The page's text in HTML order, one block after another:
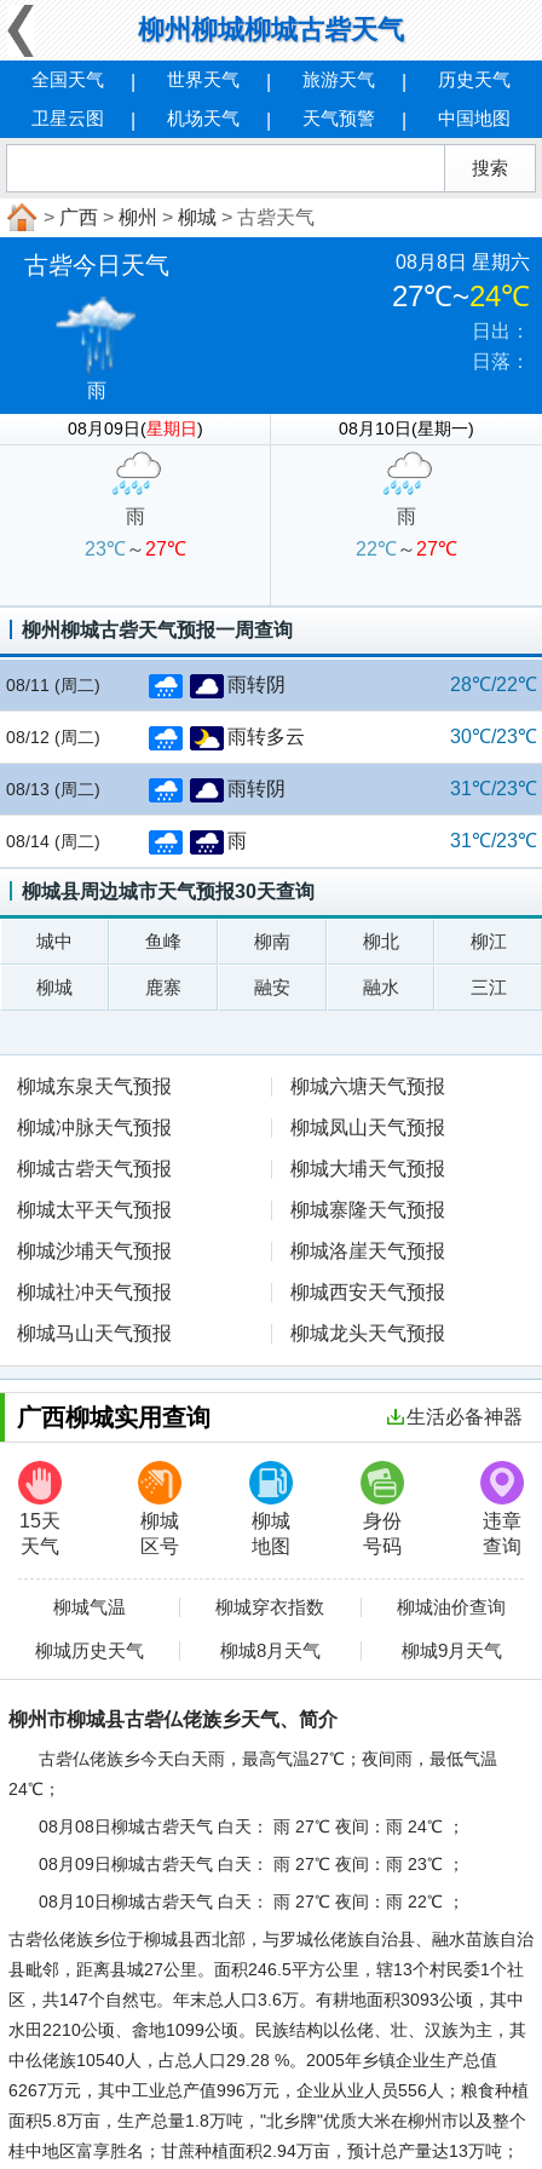
柳州柳城柳城古砦天气
全国天气 世界天气 旅游天气
历史天气
卫星云图
机场天气 天气预警 中国地图
> 广西 > 柳州 > 柳城 > 古砦天气
古砦今日天气
雨
08月8日 星期六
27℃~24℃
日出：
日落：
08月09日(星期日)
雨
23℃～ 27℃
08月10日(星期一)
雨
22℃～ 27℃
柳州柳城古砦天气预报一周查询
08/11 (周二) 雨转阴 28℃/22℃
08/12 (周二) 雨转多云 30℃/23℃
08/13 (周二) 雨转阴 31℃/23℃
08/14 (周二) 雨 31℃/23℃
柳城县周边城市天气预报30天查询
城中 鱼峰 柳南 柳北 柳江
柳城 鹿寨 融安 融水 三江
柳城东泉天气预报
柳城六塘天气预报
柳城冲脉天气预报
柳城凤山天气预报
柳城古砦天气预报
柳城大埔天气预报
柳城太平天气预报
柳城寨隆天气预报
柳城沙埔天气预报
柳城洛崖天气预报
柳城社冲天气预报
柳城西安天气预报
柳城马山天气预报
柳城龙头天气预报
广西柳城实用查询 生活必备神器
15天
天气
柳城
区号
柳城
地图
身份
号码
违章
查询
柳城气温 柳城穿衣指数 柳城油价查询
柳城历史天气 柳城8月天气 柳城9月天气
柳州市柳城县古砦仏佬族乡天气、简介
古砦仏佬族乡今天白天雨，最高气温27℃；夜间雨，最低气温
24℃；
08月08日柳城古砦天气 白天： 雨 27℃ 夜间： 雨 24℃ ；
08月09日柳城古砦天气 白天： 雨 27℃ 夜间： 雨 23℃ ；
08月10日柳城古砦天气 白天： 雨 27℃ 夜间： 雨 22℃ ；
古砦仫佬族乡位于柳城县西北部，与罗城仫佬族自治县、融水苗族自治
县毗邻，距离县城27公里。面积246.5平方公里，辖13个村民委1个社
区，共147个自然屯。年末总人口3.6万。有耕地面积3093公顷，其中
水田2210公顷、畲地1099公顷。民族结构以仫佬、壮、汉族为主，其
中仫佬族10540人，占总人口29.28 %。2005年乡镇企业生产总值
6267万元，其中工业总产值996万元，企业从业人员556人；粮食种植
面积5.8万亩，生产总量1.8万吨，"北乡牌"优质大米在柳州市以及整个
桂中地区富享胜名；甘蔗种植面积2.94万亩，预计总产量达13万吨；